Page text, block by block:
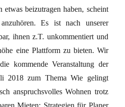
etwas beizutragen haben, scheint
Es ist nach unserer
ihnen z.T. unkommentiert und
eine Plattform zu bieten. Wir
kommende Veranstaltung der
2018 zum Thema Wie gelingt
anspruchsvolles Wohnen trotz
Mieten: Strategien für Planer